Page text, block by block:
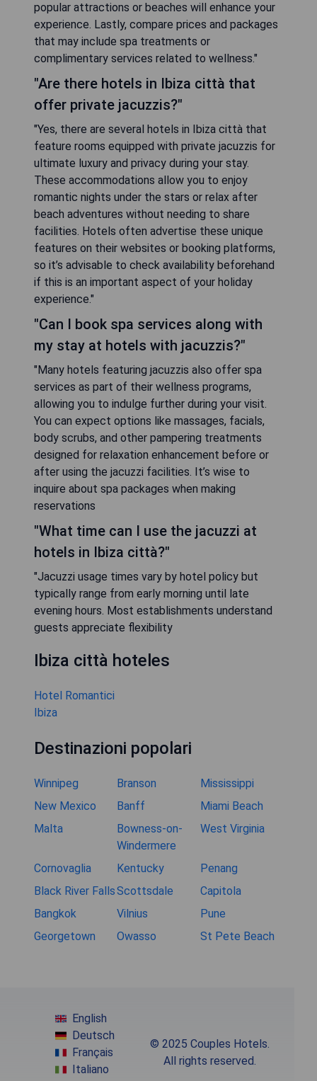
popular attractions or beaches will enhance your
experience. Lastly, compare prices and packages
that may include spa treatments or
complimentary services related to wellness."
"Are there hotels in Ibiza città that
offer private jacuzzis?"
"Yes, there are several hotels in Ibiza città that
feature rooms equipped with private jacuzzis for
ultimate luxury and privacy during your stay.
These accommodations allow you to enjoy
romantic nights under the stars or relax after
beach adventures without needing to share
facilities. Hotels often advertise these unique
features on their websites or booking platforms,
so it’s advisable to check availability beforehand
if this is an important aspect of your holiday
experience."
"Can I book spa services along with
my stay at hotels with jacuzzis?"
"Many hotels featuring jacuzzis also offer spa
services as part of their wellness programs,
allowing you to indulge further during your visit.
You can expect options like massages, facials,
body scrubs, and other pampering treatments
designed for relaxation enhancement before or
after using the jacuzzi facilities. It’s wise to
inquire about spa packages when making
reservations
"What time can I use the jacuzzi at
hotels in Ibiza città?"
"Jacuzzi usage times vary by hotel policy but
typically range from early morning until late
evening hours. Most establishments understand
guests appreciate flexibility
Ibiza città hoteles
Hotel Romantici
Ibiza
Destinazioni popolari
Winnipeg Branson
Mississippi
New Mexico
Banff
Miami Beach
Malta
Bowness-on-
Windermere
West Virginia
Cornovaglia Kentucky
Penang
Black River FallsScottsdale
Capitola
Bangkok
Vilnius
Pune
Georgetown
Owasso St Pete Beach
English
Deutsch
Français
Italiano
© 2025 Couples Hotels.
All rights reserved.